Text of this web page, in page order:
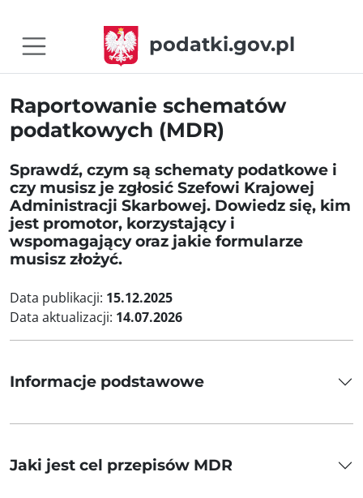
podatki.gov.pl
Raportowanie schematów
podatkowych (MDR)
Sprawdź, czym są schematy podatkowe i
czy musisz je zgłosić Szefowi Krajowej
Administracji Skarbowej. Dowiedz się, kim
jest promotor, korzystający i
wspomagający oraz jakie formularze
musisz złożyć.
Data publikacji: 15.12.2025
Data aktualizacji: 14.07.2026
Informacje podstawowe
Jaki jest cel przepisów MDR